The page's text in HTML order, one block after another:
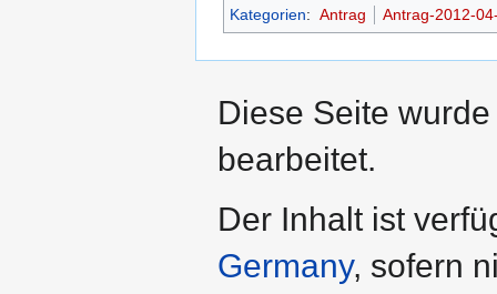
Kategorien: Antrag Antrag-2012-
Diese Seite
bearbeitet.
Der Inhalt ist
Germany, sofern